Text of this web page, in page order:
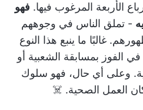
الأربعة المرغوب فيها. فهو
- تملق الناس في وجوههم
غالبًا ما ينبع هذا النوع
الفوز بمسابقة الشعبية أو
وعلى أي حال، فهو سلوك
العمل الصحية. ☠️